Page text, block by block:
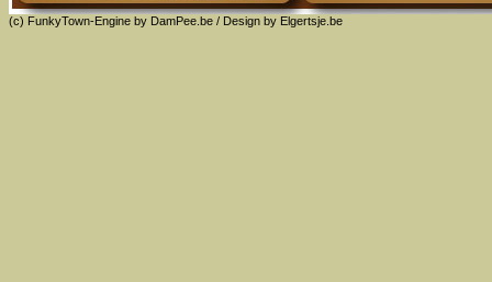
(c) FunkyTown-Engine by DamPee.be / Design by Elgertsje.be